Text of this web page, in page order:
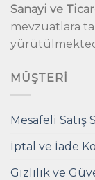
Sanayi ve
mevzuatlara
MÜŞTERI
Mesafeli Satış
İptal ve İade
Gizlilik ve